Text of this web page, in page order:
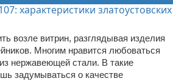
возле витрин, разглядывая изделия
Многим нравится любоваться
нержавеющей стали. В такие
задумываться о качестве